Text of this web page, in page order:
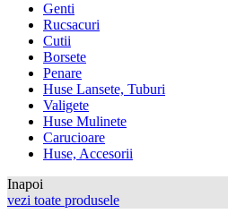
Genti
Rucsacuri
Cutii
Borsete
Penare
Huse Lansete, Tuburi
Valigete
Huse Mulinete
Carucioare
Huse, Accesorii
Inapoi
vezi toate produsele